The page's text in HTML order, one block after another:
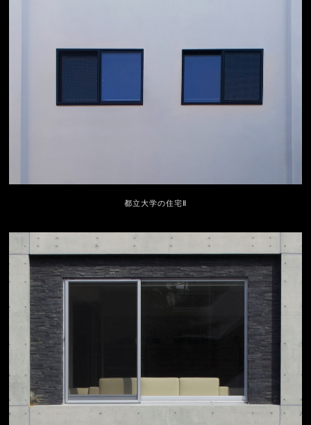
都立大学の住宅Ⅱ